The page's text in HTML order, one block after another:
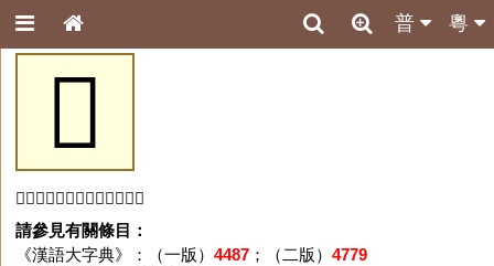
粵
普
𩘑
「𩘑」字未收錄於本資料庫。
請參見有關條目：
《漢語大字典》：（一版） 4487；（二版） 4779